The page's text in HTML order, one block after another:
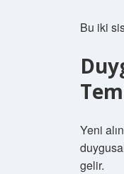
Bu iki
Yeni
gelir.